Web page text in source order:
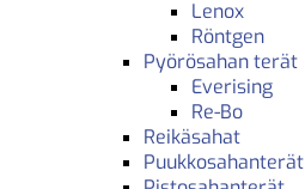
Lenox
Röntgen
Pyörösahan terät
Everising
Re-Bo
Reikäsahat
Puukkosahanterät